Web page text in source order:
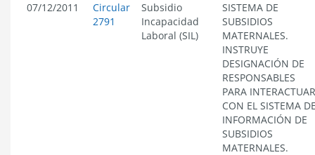
07/12/2011
Circular
2791
Subsidio
Incapacidad
Laboral (SIL)
SISTEMA DE
SUBSIDIOS
MATERNALES.
INSTRUYE
DESIGNACIÓN DE
RESPONSABLES
PARA INTERACTUAR
CON EL SISTEMA
INFORMACIÓN DE
SUBSIDIOS
MATERNALES.